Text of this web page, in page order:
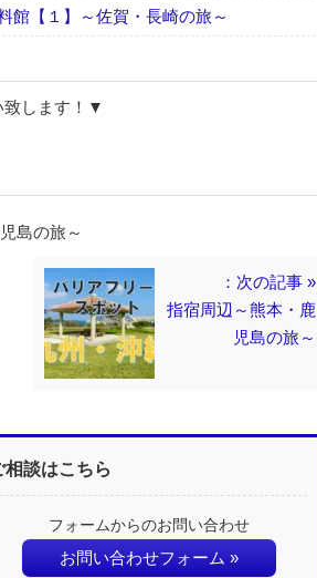
【１】～佐賀・長崎の旅～
します！▼
島の旅～
：次の記事 »
指宿周辺～熊本・鹿
児島の旅～
談はこちら
フォームからのお問い合わせ
お問い合わせフォーム »